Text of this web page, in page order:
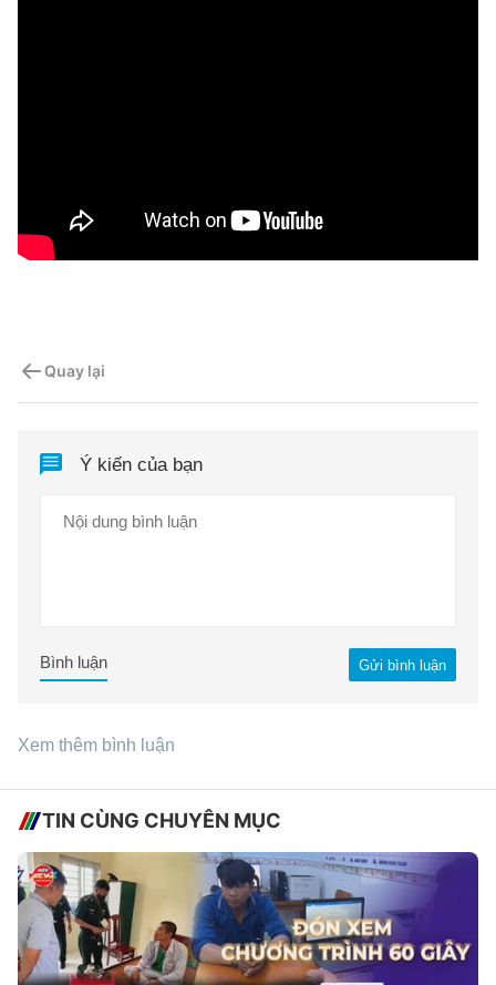
Quay lại
Ý kiến của bạn
Gửi bình luận
Bình luận
Xem thêm bình luận
TIN CÙNG CHUYÊN MỤC